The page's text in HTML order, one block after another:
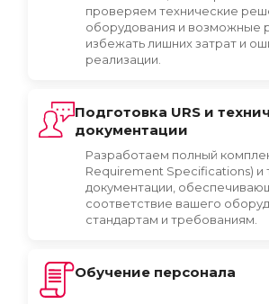
проверяем технические
оборудования и возможные
избежать лишних затрат и
реализации.
Подготовка URS и
документации
Разработаем полный
Requirement Specifications) и
документации,
соответствие вашего
стандартам и требованиям.
Обучение персонала